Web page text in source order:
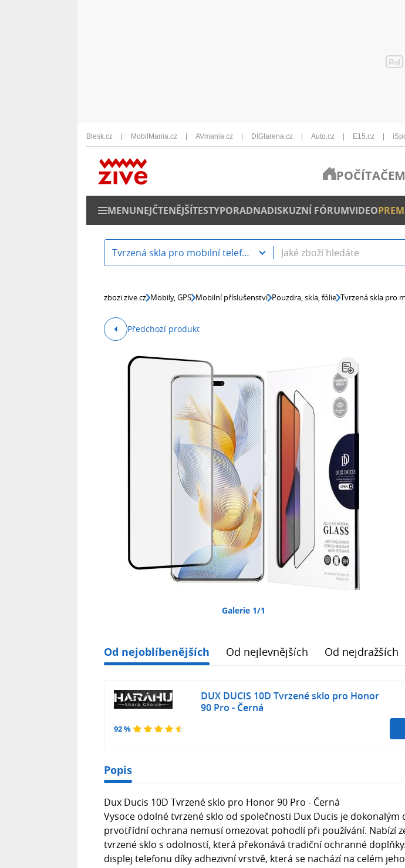
Blesk.cz MobilMania.cz AVmania.cz DIGIarena.cz Auto.cz E15.cz
POČÍTAČE
MENUNEJČTENĚJŠÍTESTYPORADNADISKUZNÍ FÓRUMVIDEO
Tvrzená skla pro mobilní telefony
zbozi.zive.cz Mobily, GPS Mobilní příslušenství Pouzdra, skla, fólie Tvrzená skla pro
Předchozí produkt
Galerie 1/1
Od nejoblíbenějších Od nejlevnějších Od nejdražších
92 %
DUX DUCIS 10D Tvrzené sklo pro Honor
90 Pro - Černá
Popis
Dux Ducis 10D Tvrzené sklo pro Honor 90 Pro - Černá
Vysoce odolné tvrzené sklo od společnosti Dux Ducis je dokonalým
prvotřídní ochrana nemusí omezovat pohodlí při používání. Nabízí
tvrzené sklo s odolností, která překonává tradiční ochranné
displej telefonu díky adhezivní vrstvě, která se nachází na celém